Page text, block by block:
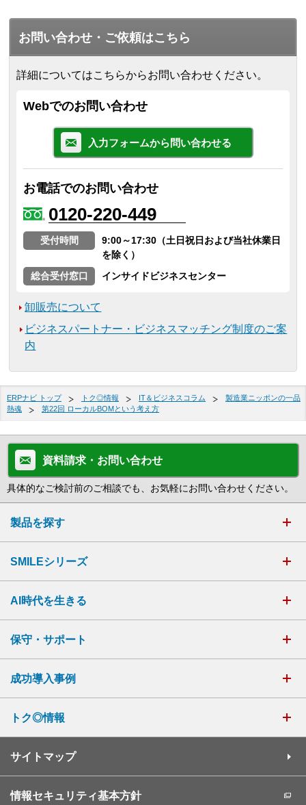
お問い合わせ・ご依頼はこちら
詳細についてはこちらからお問い合わせください。
Webでのお問い合わせ
入力フォームから問い合わせる
お電話でのお問い合わせ
0120-220-449
受付時間
9:00～17:30（土日祝日および当社休業日
を除く）
総合受付窓口
インサイドビジネスセンター
卸販売について
ビジネスパートナー・ビジネスマッチング制度のご案
内
ERPナビ トップ トク◎情報 IT＆ビジネスコラム
製造業ニッポンの一品
熱魂
第22回 ローカルBOMという考え方
資料請求・お問い合わせ
具体的なご検討前のご相談でも、お気軽にお問い合わせください。
製品を探す
SMILEシリーズ
AI時代を生きる
保守・サポート
成功導入事例
トク◎情報
サイトマップ
情報セキュリティ基本方針